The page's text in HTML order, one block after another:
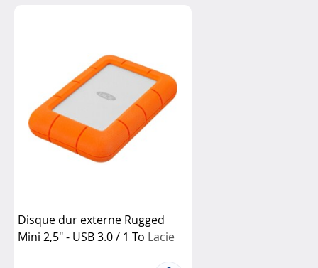
Disque dur externe Rugged
Mini 2,5" - USB 3.0 / 1 To Lacie